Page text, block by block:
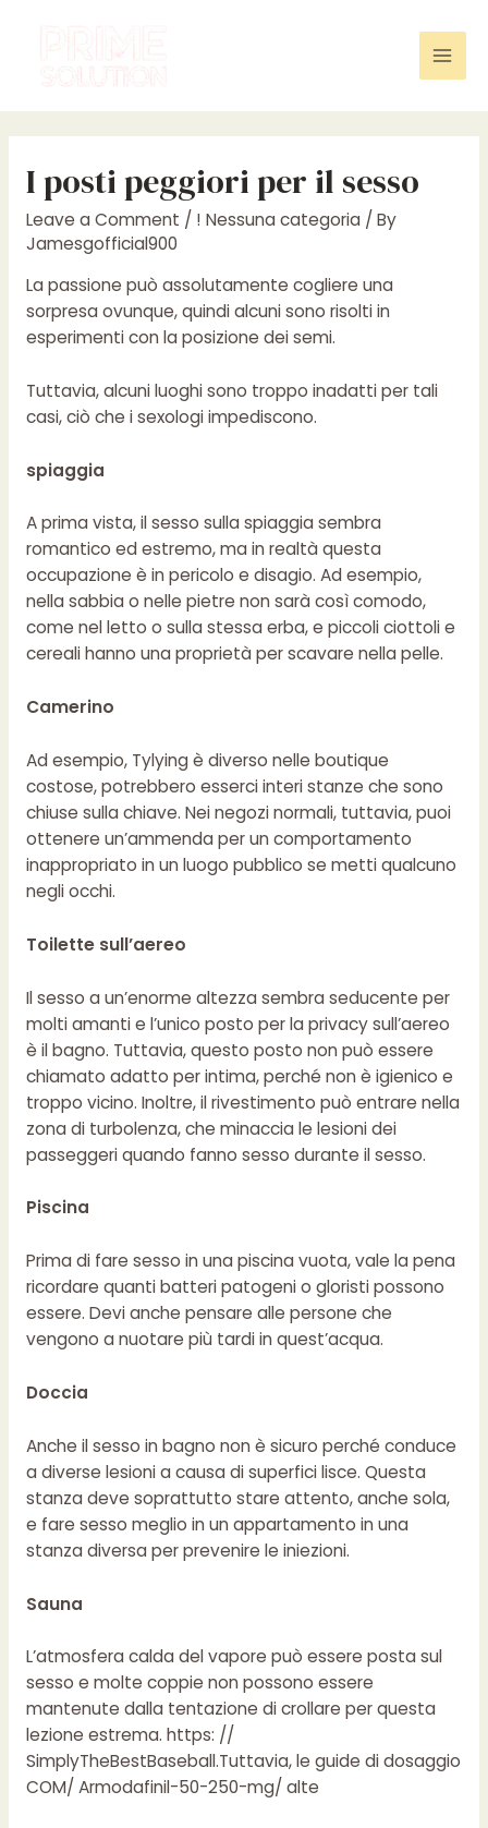
I posti peggiori per il sesso
Leave a Comment / ! Nessuna categoria/ By
Jamesgofficial900
La passione può assolutamente cogliere una
sorpresa ovunque, quindi alcuni sono risolti in
esperimenti con la posizione dei semi.
Tuttavia, alcuni luoghi sono troppo inadatti per tali
casi, ciò che i sexologi impediscono.
spiaggia
A prima vista, il sesso sulla spiaggia sembra
romantico ed estremo, ma in realtà questa
occupazione è in pericolo e disagio. Ad esempio,
nella sabbia o nelle pietre non sarà così comodo,
come nel letto o sulla stessa erba, e piccoli ciottoli e
cereali hanno una proprietà per scavare nella pelle.
Camerino
Ad esempio, Tylying è diverso nelle boutique
costose, potrebbero esserci interi stanze che sono
chiuse sulla chiave. Nei negozi normali, tuttavia, puoi
ottenere un’ammenda per un comportamento
inappropriato in un luogo pubblico se metti qualcuno
negli occhi.
Toilette sull’aereo
Il sesso a un’enorme altezza sembra seducente per
molti amanti e l’unico posto per la privacy sull’aereo
è il bagno. Tuttavia, questo posto non può essere
chiamato adatto per intima, perché non è igienico e
troppo vicino. Inoltre, il rivestimento può entrare nella
zona di turbolenza, che minaccia le lesioni dei
passeggeri quando fanno sesso durante il sesso.
Piscina
Prima di fare sesso in una piscina vuota, vale la pena
ricordare quanti batteri patogeni o gloristi possono
essere. Devi anche pensare alle persone che
vengono a nuotare più tardi in quest’acqua.
Doccia
Anche il sesso in bagno non è sicuro perché conduce
a diverse lesioni a causa di superfici lisce. Questa
stanza deve soprattutto stare attento, anche sola,
e fare sesso meglio in un appartamento in una
stanza diversa per prevenire le iniezioni.
Sauna
L’atmosfera calda del vapore può essere posta sul
sesso e molte coppie non possono essere
mantenute dalla tentazione di crollare per questa
lezione estrema. https: //
SimplyTheBestBaseball.Tuttavia, le guide di dosaggio
COM/ Armodafinil-50-250-mg/ alte